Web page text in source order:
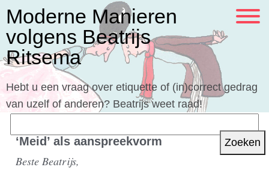
Moderne Manieren
volgens Beatrijs
Ritsema
Hebt u een vraag over etiquette of (in)correct gedrag
van uzelf of anderen? Beatrijs weet raad!
naar:‘Meid’ als aanspreekvorm
Beste Beatrijs,